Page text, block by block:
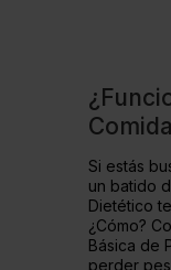
Si estás
un batido
Dietético
¿Cómo?
Básica de
perder